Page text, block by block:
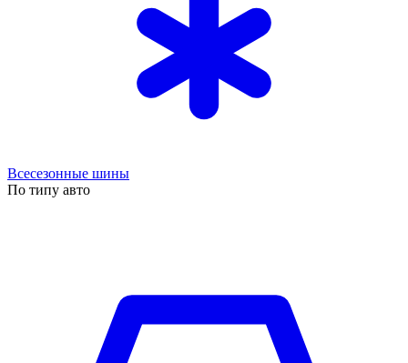
Всесезонные шины
По типу авто